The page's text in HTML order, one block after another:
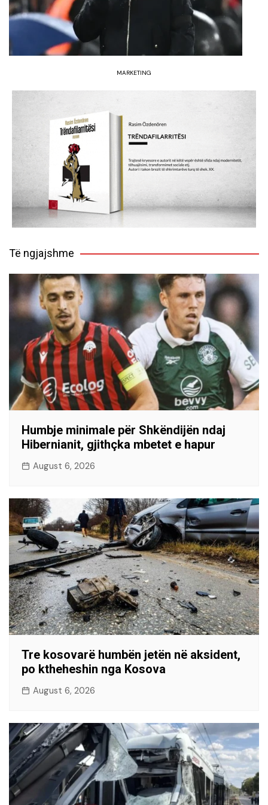
MARKETING
Të ngjajshme
Humbje minimale për Shkëndijën ndaj
Hibernianit, gjithçka mbetet e hapur
August 6, 2026
Tre kosovarë humbën jetën në aksident,
po ktheheshin nga Kosova
August 6, 2026